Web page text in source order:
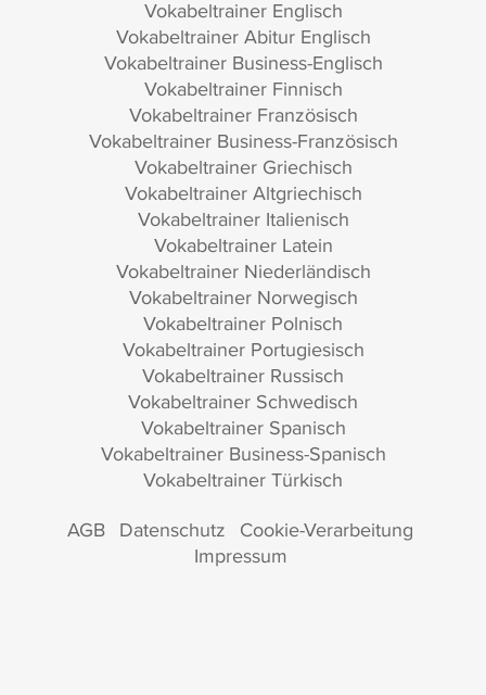
Vokabeltrainer Englisch
Vokabeltrainer Abitur Englisch
Vokabeltrainer Business-Englisch
Vokabeltrainer Finnisch
Vokabeltrainer Französisch
Vokabeltrainer Business-Französisch
Vokabeltrainer Griechisch
Vokabeltrainer Altgriechisch
Vokabeltrainer Italienisch
Vokabeltrainer Latein
Vokabeltrainer Niederländisch
Vokabeltrainer Norwegisch
Vokabeltrainer Polnisch
Vokabeltrainer Portugiesisch
Vokabeltrainer Russisch
Vokabeltrainer Schwedisch
Vokabeltrainer Spanisch
Vokabeltrainer Business-Spanisch
Vokabeltrainer Türkisch
AGB Datenschutz Cookie-Verarbeitung
Impressum